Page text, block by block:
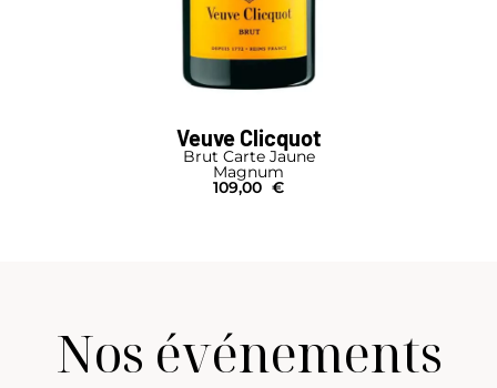
Veuve Clicquot
Brut Carte Jaune
Magnum
109,00 €
Nos événements